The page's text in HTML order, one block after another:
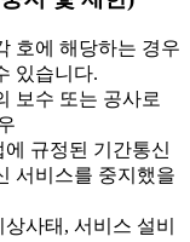
호에 해당하는 경우
있습니다.
보수 또는 공사로
규정된 기간통신
서비스를 중지했을
사태, 서비스 설비